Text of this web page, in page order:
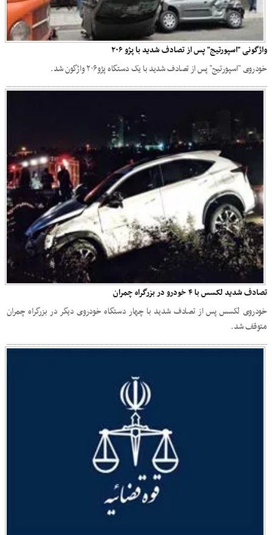
واژگونی "اسپورتیج" پس از تصادف شدید با پژو ۲۰۶
خودروی "اسپورتیج" پس از تصادف شدید با یک دستگاه پژو۲۰۶ واژگون شد.
تصادف شدید لکسس با ۴ خودرو در بزرگراه چمران
خودروی لکسس پس از تصادف شدید با چهار دستگاه خودروی دیگر در بزرگراه چمران
متوقف شد.